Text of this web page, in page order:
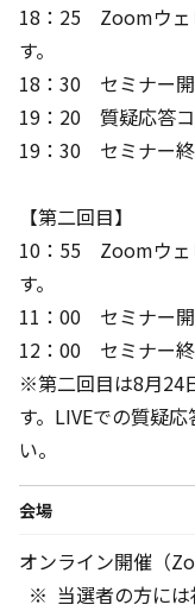
18：25 Zoomウェ
す。
18：30 セミナー
19：20 質疑応答
19：30 セミナー終
【第二回目】
10：55 Zoomウェ
す。
11：00 セミナー
12：00 セミナー終
※第二回目は8月24
す。LIVEでの質疑
い。
会場
オンライン開催（
当選者の方に